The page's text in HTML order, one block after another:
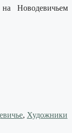
Новодевичьем
, Художники